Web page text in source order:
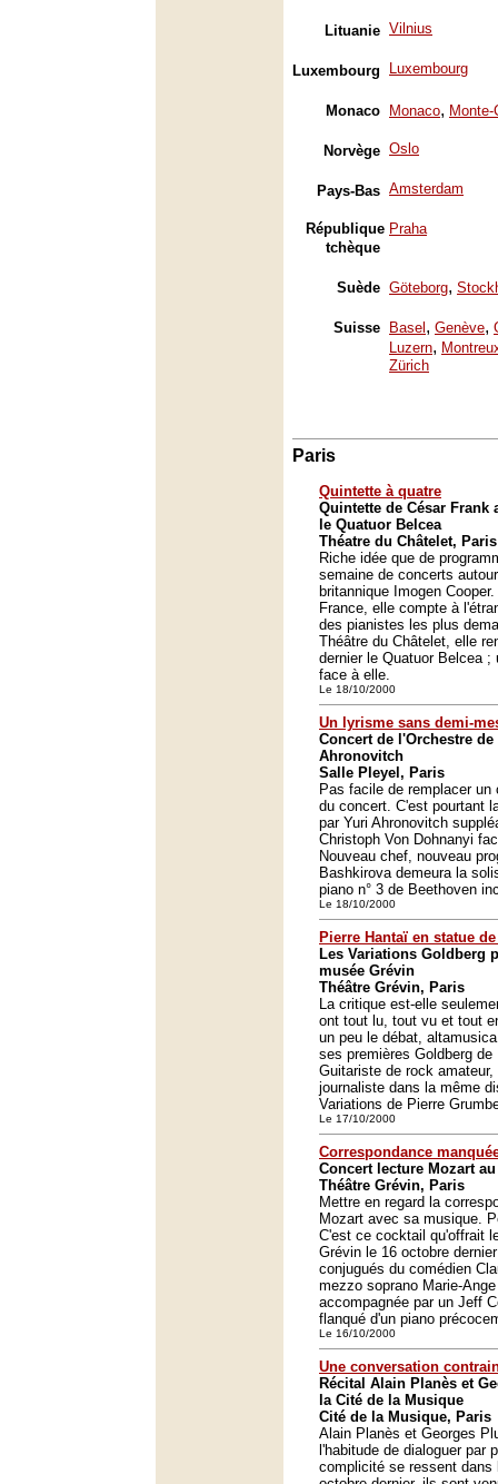
Lituanie Vilnius
Luxembourg Luxembourg
Monaco Monaco, Monte-
Norvège Oslo
Pays-Bas Amsterdam
République
tchèque
Praha
Suède Göteborg,
Suisse Basel , Genève,
Luzern,
Zürich
Paris
Quintette à quatre
Quintette de César Frank
le Quatuor Belcea
Théatre du Châtelet, Paris
Riche idée que de
semaine de concerts
britannique Imogen
France, elle compte à
des pianistes les plus
Théâtre du Châtelet, elle
dernier le Quatuor Belcea ;
face à elle.
Le 18/10/2000
Un lyrisme sans demi-
Concert de l'Orchestre
Ahronovitch
Salle Pleyel, Paris
Pas facile de remplacer
du concert. C'est pourtant
par Yuri Ahronovitch
Christoph Von Dohnanyi
Nouveau chef, nouveau
Bashkirova demeura la
piano n° 3 de Beethoven
Le 18/10/2000
Pierre Hantaï en statue
Les Variations Goldberg
musée Grévin
Théâtre Grévin, Paris
La critique est-elle
ont tout lu, tout vu et tout
un peu le débat,
ses premières Goldberg
Guitariste de rock
journaliste dans la même
Variations de Pierre
Le 17/10/2000
Correspondance
Concert lecture Mozart
Théâtre Grévin, Paris
Mettre en regard la
Mozart avec sa musique.
C'est ce cocktail qu'offrait
Grévin le 16 octobre
conjugués du comédien
mezzo soprano Marie-
accompagnée par un Jeff
flanqué d'un piano
Le 16/10/2000
Une conversation
Récital Alain Planès et
la Cité de la Musique
Cité de la Musique, Paris
Alain Planès et Georges
l'habitude de dialoguer par
complicité se ressent dans